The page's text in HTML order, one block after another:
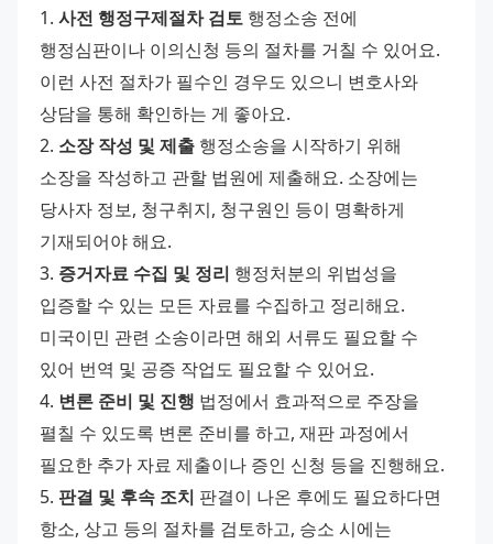
1. 사전 행정구제절차 검토 행정소송 전에
행정심판이나 이의신청 등의 절차를 거칠 수 있어요.
이런 사전 절차가 필수인 경우도 있으니 변호사와
상담을 통해 확인하는 게 좋아요.
2. 소장 작성 및 제출 행정소송을 시작하기 위해
소장을 작성하고 관할 법원에 제출해요. 소장에는
당사자 정보, 청구취지, 청구원인 등이 명확하게
기재되어야 해요.
3. 증거자료 수집 및 정리 행정처분의 위법성을
입증할 수 있는 모든 자료를 수집하고 정리해요.
미국이민 관련 소송이라면 해외 서류도 필요할 수
있어 번역 및 공증 작업도 필요할 수 있어요.
4. 변론 준비 및 진행 법정에서 효과적으로 주장을
펼칠 수 있도록 변론 준비를 하고, 재판 과정에서
필요한 추가 자료 제출이나 증인 신청 등을 진행해요.
5. 판결 및 후속 조치 판결이 나온 후에도 필요하다면
항소, 상고 등의 절차를 검토하고, 승소 시에는